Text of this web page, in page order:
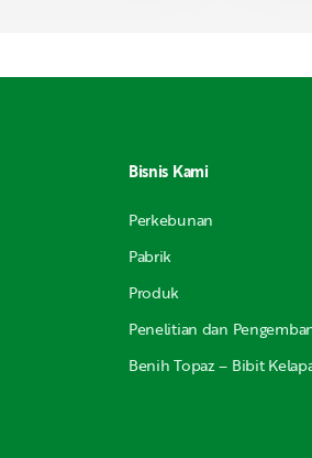
Bisnis Kami
Perkebunan
Pabrik
Produk
Penelitian dan
Benih Topaz – Bibit